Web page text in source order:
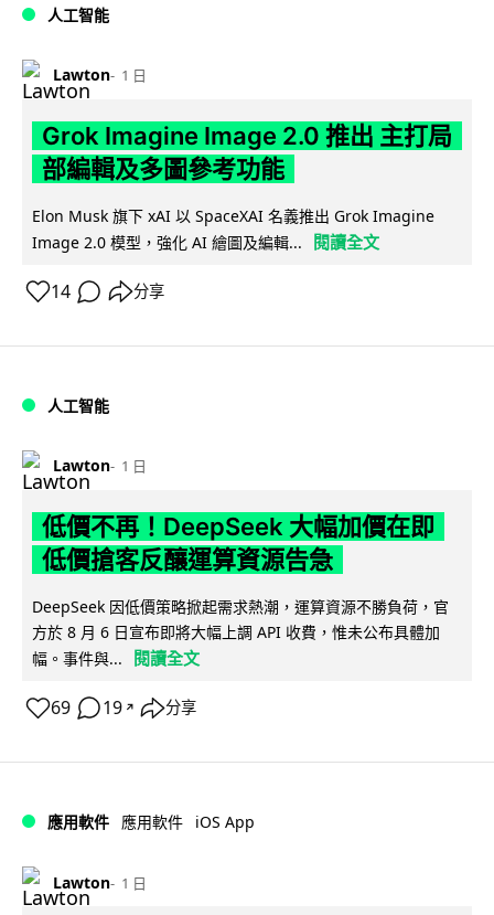
人工智能
Lawton 1 日
Grok Imagine Image 2.0 推出 主打局
部編輯及多圖參考功能
Elon Musk 旗下 xAI 以 SpaceXAI 名義推出 Grok Imagine
Image 2.0 模型，強化 AI 繪圖及編輯...
閱讀全文
14 分享
人工智能
Lawton 1 日
低價不再！DeepSeek 大幅加價在即
低價搶客反釀運算資源告急
DeepSeek 因低價策略掀起需求熱潮，運算資源不勝負荷，官
方於 8 月 6 日宣布即將大幅上調 API 收費，惟未公布具體加
幅。事件與...
閱讀全文
69 19 ↗ 分享
應用軟件 應用軟件 iOS App
Lawton 1 日